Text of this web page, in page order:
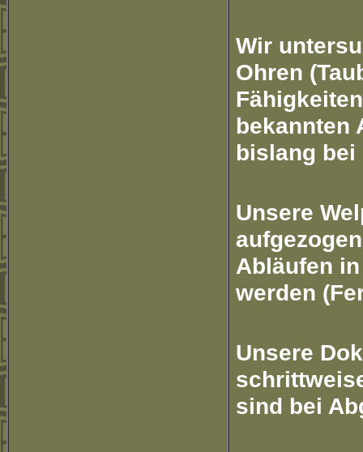
Wir
Ohren
bekannten
bislang
Unsere
Abläufen
werden
Unsere
sind bei